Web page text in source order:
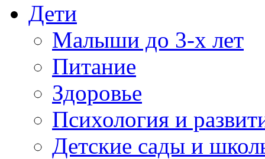
Дети
Малыши до 3-х лет
Питание
Здоровье
Психология и
Детские сады и